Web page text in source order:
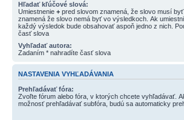
Hľadať kľúčové slová:
Umiestnenie + pred slovom znamená, že slovo musí
znamená že slovo nemá byť vo výsledkoch. Ak
každý výsledok bude obsahovať aspoň jedno z nich.
časť slova
Vyhľadať autora:
Zadaním * nahradíte časť slova
NASTAVENIA VYHĽADÁVANIA
Prehľadávať fóra:
Zvoľte fórum alebo fóra, v ktorých chcete vyhľadávať.
možnosť prehľadávať subfóra, budú sa automaticky